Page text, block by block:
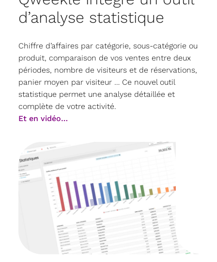
d’analyse statistique
Chiffre d’affaires par catégorie, sous-catégorie ou
produit, comparaison de vos ventes entre deux
périodes, nombre de visiteurs et de réservations,
panier moyen par visiteur … Ce nouvel outil
statistique permet une analyse détaillée et
complète de votre activité.
Et en vidéo…